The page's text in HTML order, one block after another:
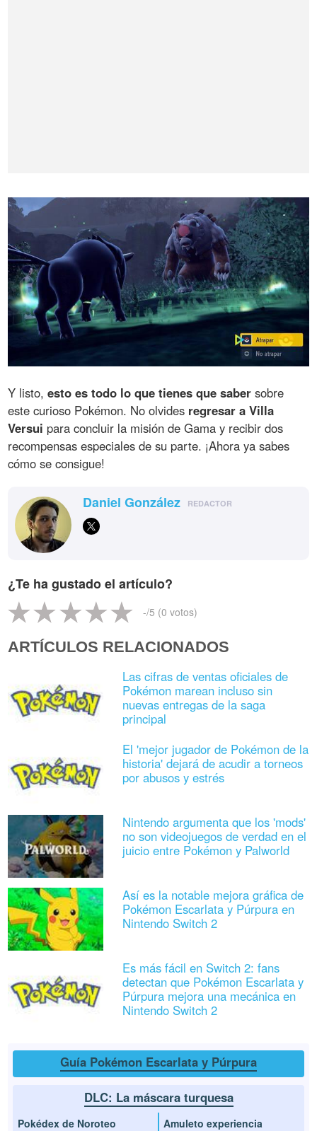
Y listo,esto es todo lo que tienes que saber sobre
este curioso Pokémon. No olvides regresar a Villa
Versui para concluir la misión de Gama y recibir dos
recompensas especiales de su parte. ¡Ahora ya sabes
cómo se consigue!
Daniel González REDACTOR
¿Te ha gustado el artículo?
-/5 (0 votos)
ARTÍCULOS RELACIONADOS
Las cifras de ventas oficiales de
Pokémon marean incluso sin
nuevas entregas de la saga
principal
El 'mejor jugador de Pokémon de la
historia' dejará de acudir a torneos
por abusos y estrés
Nintendo argumenta que los 'mods'
no son videojuegos de verdad en el
juicio entre Pokémon y Palworld
Así es la notable mejora gráfica de
Pokémon Escarlata y Púrpura en
Nintendo Switch 2
Es más fácil en Switch 2: fans
detectan que Pokémon Escarlata y
Púrpura mejora una mecánica en
Nintendo Switch 2
Guía Pokémon Escarlata y Púrpura
DLC: La máscara turquesa
Pokédex de Noroteo Amuleto experiencia